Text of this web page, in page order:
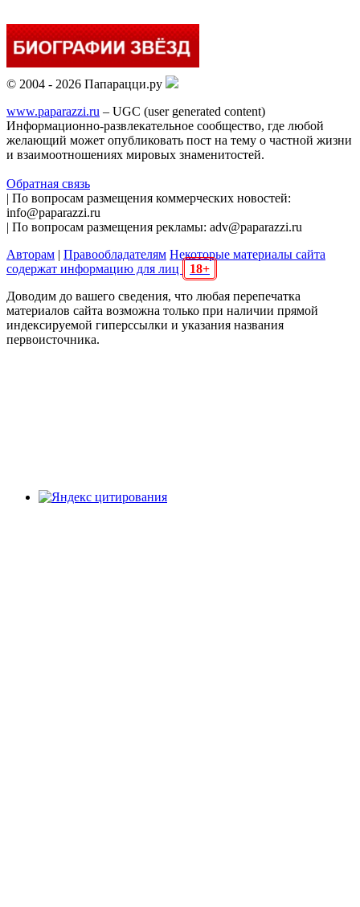
© 2004 - 2026 Папарацци.ру
www.paparazzi.ru – UGC (user generated content)
Информационно-развлекательное сообщество, где любой
желающий может опубликовать пост на тему о частной жизни
и взаимоотношениях мировых знаменитостей.
Обратная связь
| По вопросам размещения коммерческих новостей:
info@paparazzi.ru
| По вопросам размещения рекламы: adv@paparazzi.ru
Авторам | Правообладателям Некоторые материалы сайта
содержат информацию для лиц
18+
Доводим до вашего сведения, что любая перепечатка
материалов сайта возможна только при наличии прямой
индексируемой гиперссылки и указания названия
первоисточника.